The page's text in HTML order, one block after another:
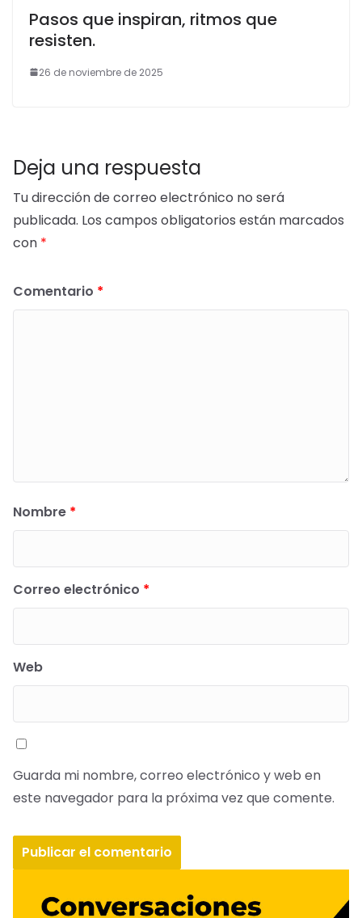
Pasos que inspiran, ritmos que
resisten.
26 de noviembre de 2025
Deja una respuesta
Tu dirección de correo electrónico no será
publicada. Los campos obligatorios están marcados
con *
Comentario *
Nombre *
Correo electrónico *
Web
Guarda mi nombre, correo electrónico y web en
este navegador para la próxima vez que comente.